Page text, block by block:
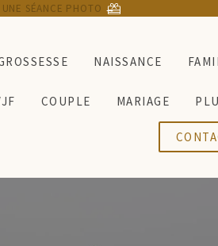
SÉANCE PHOTO →
NAISSANCE
COUPLE MARIAGE